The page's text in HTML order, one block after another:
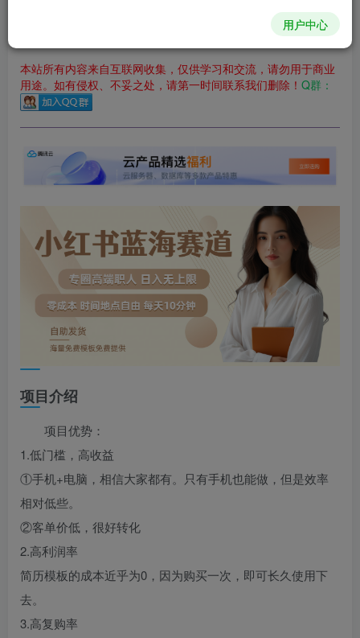
本站所有内容来自互联网收集，仅供学习和交流，请勿用于商业
用途。如有侵权、不妥之处，请第一时间联系我们删除！ Q群：
项目介绍
项目优势：
1.低门槛，高收益
①手机+电脑，相信大家都有。只有手机也能做，但是效率
相对低些。
②客单价低，很好转化
2.高利润率
简历模板的成本近乎为0，因为购买一次，即可长久使用下
去。
3.高复购率
用户中心